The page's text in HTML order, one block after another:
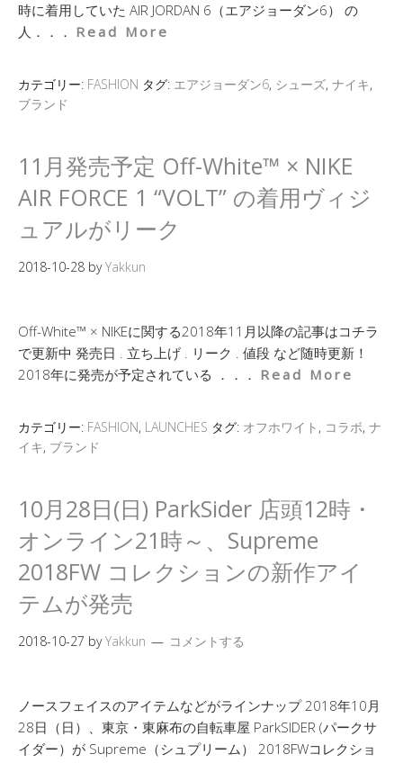
時に着用していた AIR JORDAN 6（エアジョーダン6） の
人．．． Read More
カテゴリー: FASHION タグ: エアジョーダン6, シューズ, ナイキ,
ブランド
11月発売予定 Off-White™ × NIKE
AIR FORCE 1 “VOLT” の着用ヴィジ
ュアルがリーク
2018-10-28 byYakkun
Off-White™ × NIKEに関する2018年11月以降の記事はコチラ
で更新中 発売日 . 立ち上げ . リーク . 値段 など随時更新！
2018年に発売が予定されている ．．． Read More
カテゴリー: FASHION, LAUNCHES タグ: オフホワイト , コラボ, ナ
イキ, ブランド
10月28日(日) ParkSider 店頭12時・
オンライン21時～、Supreme
2018FW コレクションの新作アイ
テムが発売
2018-10-27 byYakkun コメントする
ノースフェイスのアイテムなどがラインナップ 2018年10月
28日（日）、東京・東麻布の自転車屋 ParkSIDER (パークサ
イダー）が Supreme（シュプリーム） 2018FWコレクショ